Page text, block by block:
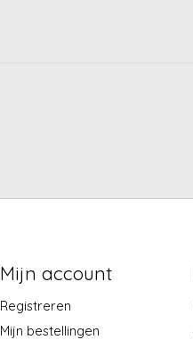
Mijn account
Registreren
Mijn bestellingen